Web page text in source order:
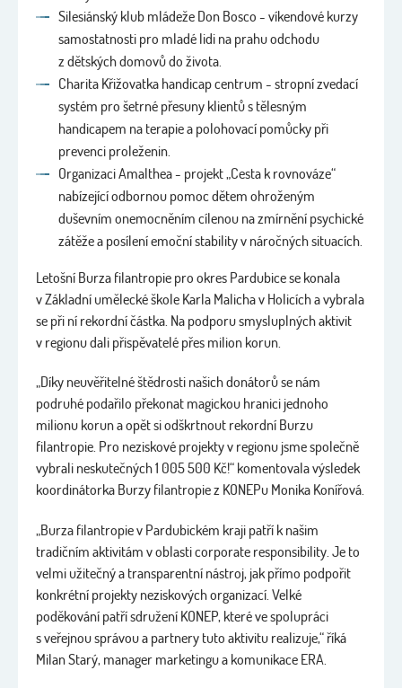
Silesiánský klub mládeže Don Bosco - víkendové kurzy
samostatnosti pro mladé lidi na prahu odchodu
z dětských domovů do života.
Charita Křižovatka handicap centrum - stropní zvedací
systém pro šetrné přesuny klientů s tělesným
handicapem na terapie a polohovací pomůcky při
prevenci proleženin.
Organizaci Amalthea - projekt „Cesta k rovnováze“
nabízející odbornou pomoc dětem ohroženým
duševním onemocněním cílenou na zmírnění psychické
zátěže a posílení emoční stability v náročných situacích.
Letošní Burza filantropie pro okres Pardubice se konala
v Základní umělecké škole Karla Malicha v Holicích a vybrala
se při ní rekordní částka. Na podporu smysluplných aktivit
v regionu dali přispěvatelé přes milion korun.
„Díky neuvěřitelné štědrosti našich donátorů se nám
podruhé podařilo překonat magickou hranici jednoho
milionu korun a opět si odškrtnout rekordní Burzu
filantropie. Pro neziskové projekty v regionu jsme společně
vybrali neskutečných 1 005 500 Kč!“ komentovala výsledek
koordinátorka Burzy filantropie z KONEPu Monika Konířová.
„Burza filantropie v Pardubickém kraji patří k našim
tradičním aktivitám v oblasti corporate responsibility. Je to
velmi užitečný a transparentní nástroj, jak přímo podpořit
konkrétní projekty neziskových organizací. Velké
poděkování patří sdružení KONEP, které ve spolupráci
s veřejnou správou a partnery tuto aktivitu realizuje,“ říká
Milan Starý, manager marketingu a komunikace ERA.